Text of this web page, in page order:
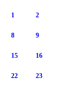
1 2
8 9
15 16
22 23